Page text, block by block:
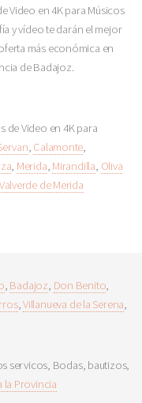
Video en 4K para Músicos
y vídeo te darán el mejor
más económica en
de Badajoz.
de Video en 4K para
, Calamonte,
, Merida, Mirandilla, Oliva
Valverde de Merida
, Badajoz, Don Benito,
,Villanueva de la Serena,
servicos, Bodas, bautizos,
la Provincia